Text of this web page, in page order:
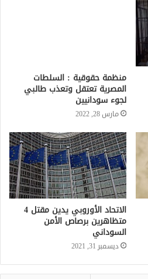
منظمة حقوقية : السلطات
المصرية تعتقل وتعذب طالبي
لجوء سودانيين
مارس 28, 2022
الاتحاد الأوروبي يدين مقتل 4
متظاهرين برصاص الأمن
السوداني
ديسمبر 31, 2021